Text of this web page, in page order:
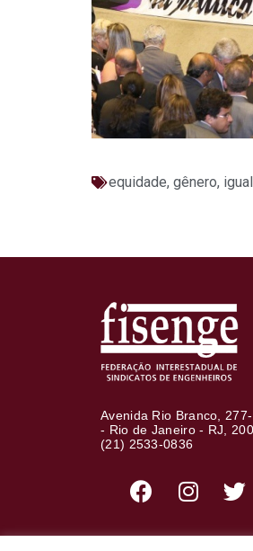
equidade, gênero,
Avenida Rio Branco,
- Rio de Janeiro - RJ,
(21) 2533-0836